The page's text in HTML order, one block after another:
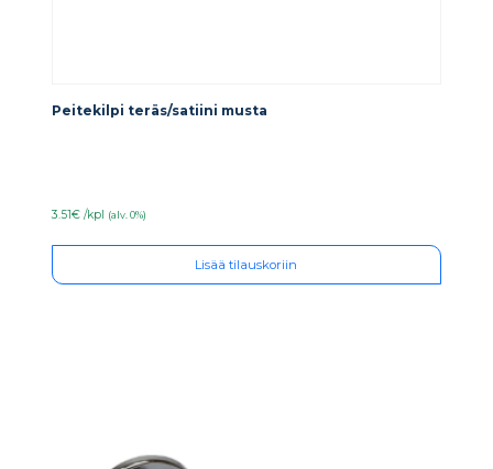
Peitekilpi teräs/satiini musta
3.51€ /kpl (alv. 0%)
Lisää tilauskoriin